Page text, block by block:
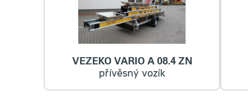
VEZEKO VARIO A 08.4 ZN
přívěsný vozík